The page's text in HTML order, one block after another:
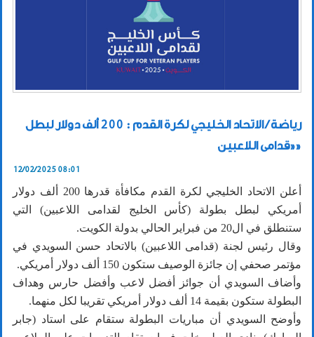
رياضة / الاتحاد الخليجي لكرة القدم : 200 ألف دولار لبطل
«قدامى اللاعبين»
12/02/2025 08:01
أعلن الاتحاد الخليجي لكرة القدم مكافأة قدرها 200 ألف دولار
أمريكي لبطل بطولة (كأس الخليج لقدامى اللاعبين) التي
ستنطلق في ال20 من فبراير الحالي بدولة الكويت.
وقال رئيس لجنة (قدامى اللاعبين) بالاتحاد حسن السويدي في
مؤتمر صحفي إن جائزة الوصيف ستكون 150 ألف دولار أمريكي.
وأضاف السويدي أن جوائز أفضل لاعب وأفضل حارس وهداف
البطولة ستكون بقيمة 14 ألف دولار أمريكي تقريبا لكل منهما.
وأوضح السويدي أن مباريات البطولة ستقام على استاد (جابر